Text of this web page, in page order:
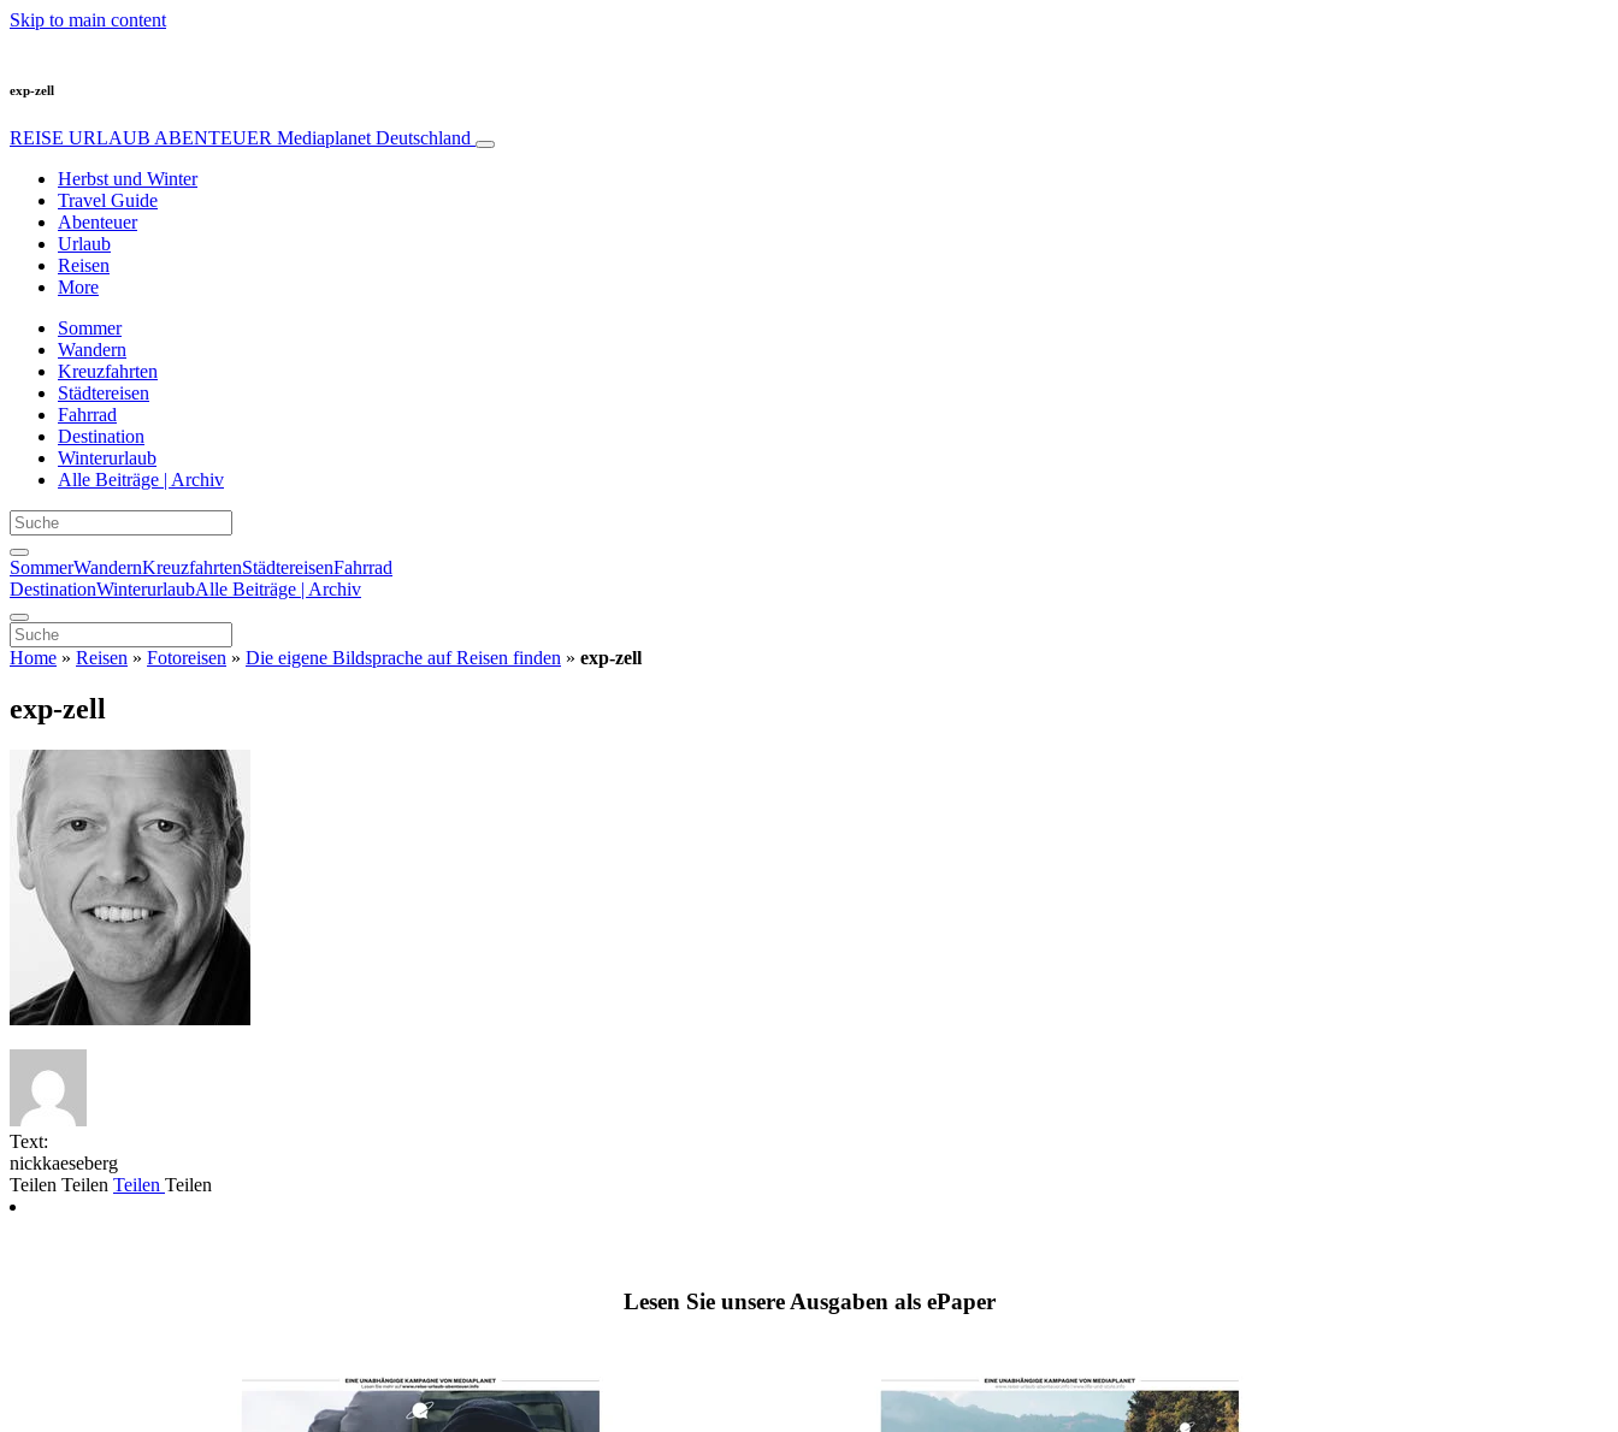
Skip to main content
exp-zell
REISE URLAUB ABENTEUER Mediaplanet Deutschland
Herbst und Winter
Travel Guide
Abenteuer
Urlaub
Reisen
More
Sommer
Wandern
Kreuzfahrten
Städtereisen
Fahrrad
Destination
Winterurlaub
Alle Beiträge | Archiv
SommerWandernKreuzfahrtenStädtereisenFahrrad
DestinationWinterurlaubAlle Beiträge | Archiv
Home » Reisen » Fotoreisen » Die eigene Bildsprache auf Reisen finden » exp-zell
exp-zell
Text:
nickkaeseberg
Teilen Teilen Teilen Teilen
Lesen Sie unsere Ausgaben als ePaper